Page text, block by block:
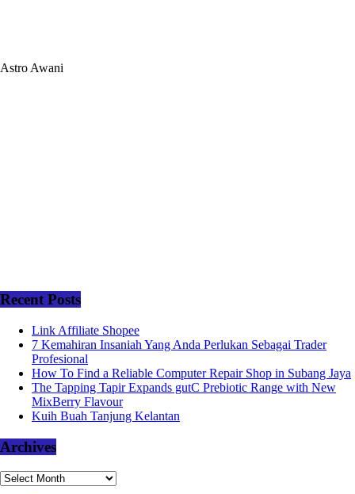
Astro Awani
Recent Posts
Link Affiliate Shopee
7 Kemahiran Insaniah Yang Anda Perlukan Sebagai Trader
Profesional
How To Find a Reliable Computer Repair Shop in Subang Jaya
The Tapping Tapir Expands gutC Prebiotic Range with New
MixBerry Flavour
Kuih Buah Tanjung Kelantan
Archives
Archives